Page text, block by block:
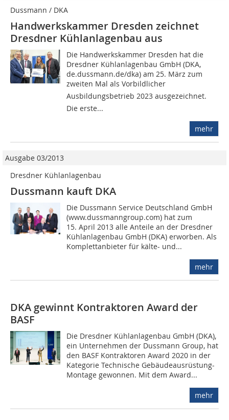
Dussmann / DKA
Handwerkskammer Dresden zeichnet
Dresdner Kühlanlagenbau aus
Die Handwerkskammer Dresden hat die
Dresdner Kühlanlagenbau GmbH (DKA,
de.dussmann.de/dka) am 25. März zum
zweiten Mal als Vorbildlicher
Ausbildungsbetrieb 2023 ausgezeichnet.
Die erste...
mehr
Ausgabe 03/2013
Dresdner Kühlanlagenbau
Dussmann kauft DKA
Die Dussmann Service Deutschland GmbH
(www.dussmanngroup.com) hat zum
15. April 2013 alle Anteile an der Dresdner
Kühlanlagenbau GmbH (DKA) erworben. Als
Komplettanbieter für kälte- und...
mehr
DKA gewinnt Kontraktoren Award der
BASF
Die Dresdner Kühlanlagenbau GmbH (DKA),
ein Unternehmen der Dussmann Group, hat
den BASF Kontraktoren Award 2020 in der
Kategorie Technische Gebäudeausrüstung-
Montage gewonnen. Mit dem Award...
mehr